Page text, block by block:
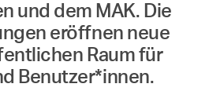
und dem MAK. Die
eröffnen neue
Raum für
Benutzer*innen.